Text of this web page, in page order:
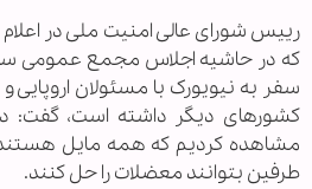
رییس شورای عالی امنیت ملی در
که در حاشیه اجلاس مجمع عمومی
کشورهای دیگر داشته است، گفت:
مشاهده کردیم که همه مایل
طرفین بتوانند معضلات را حل کنند.